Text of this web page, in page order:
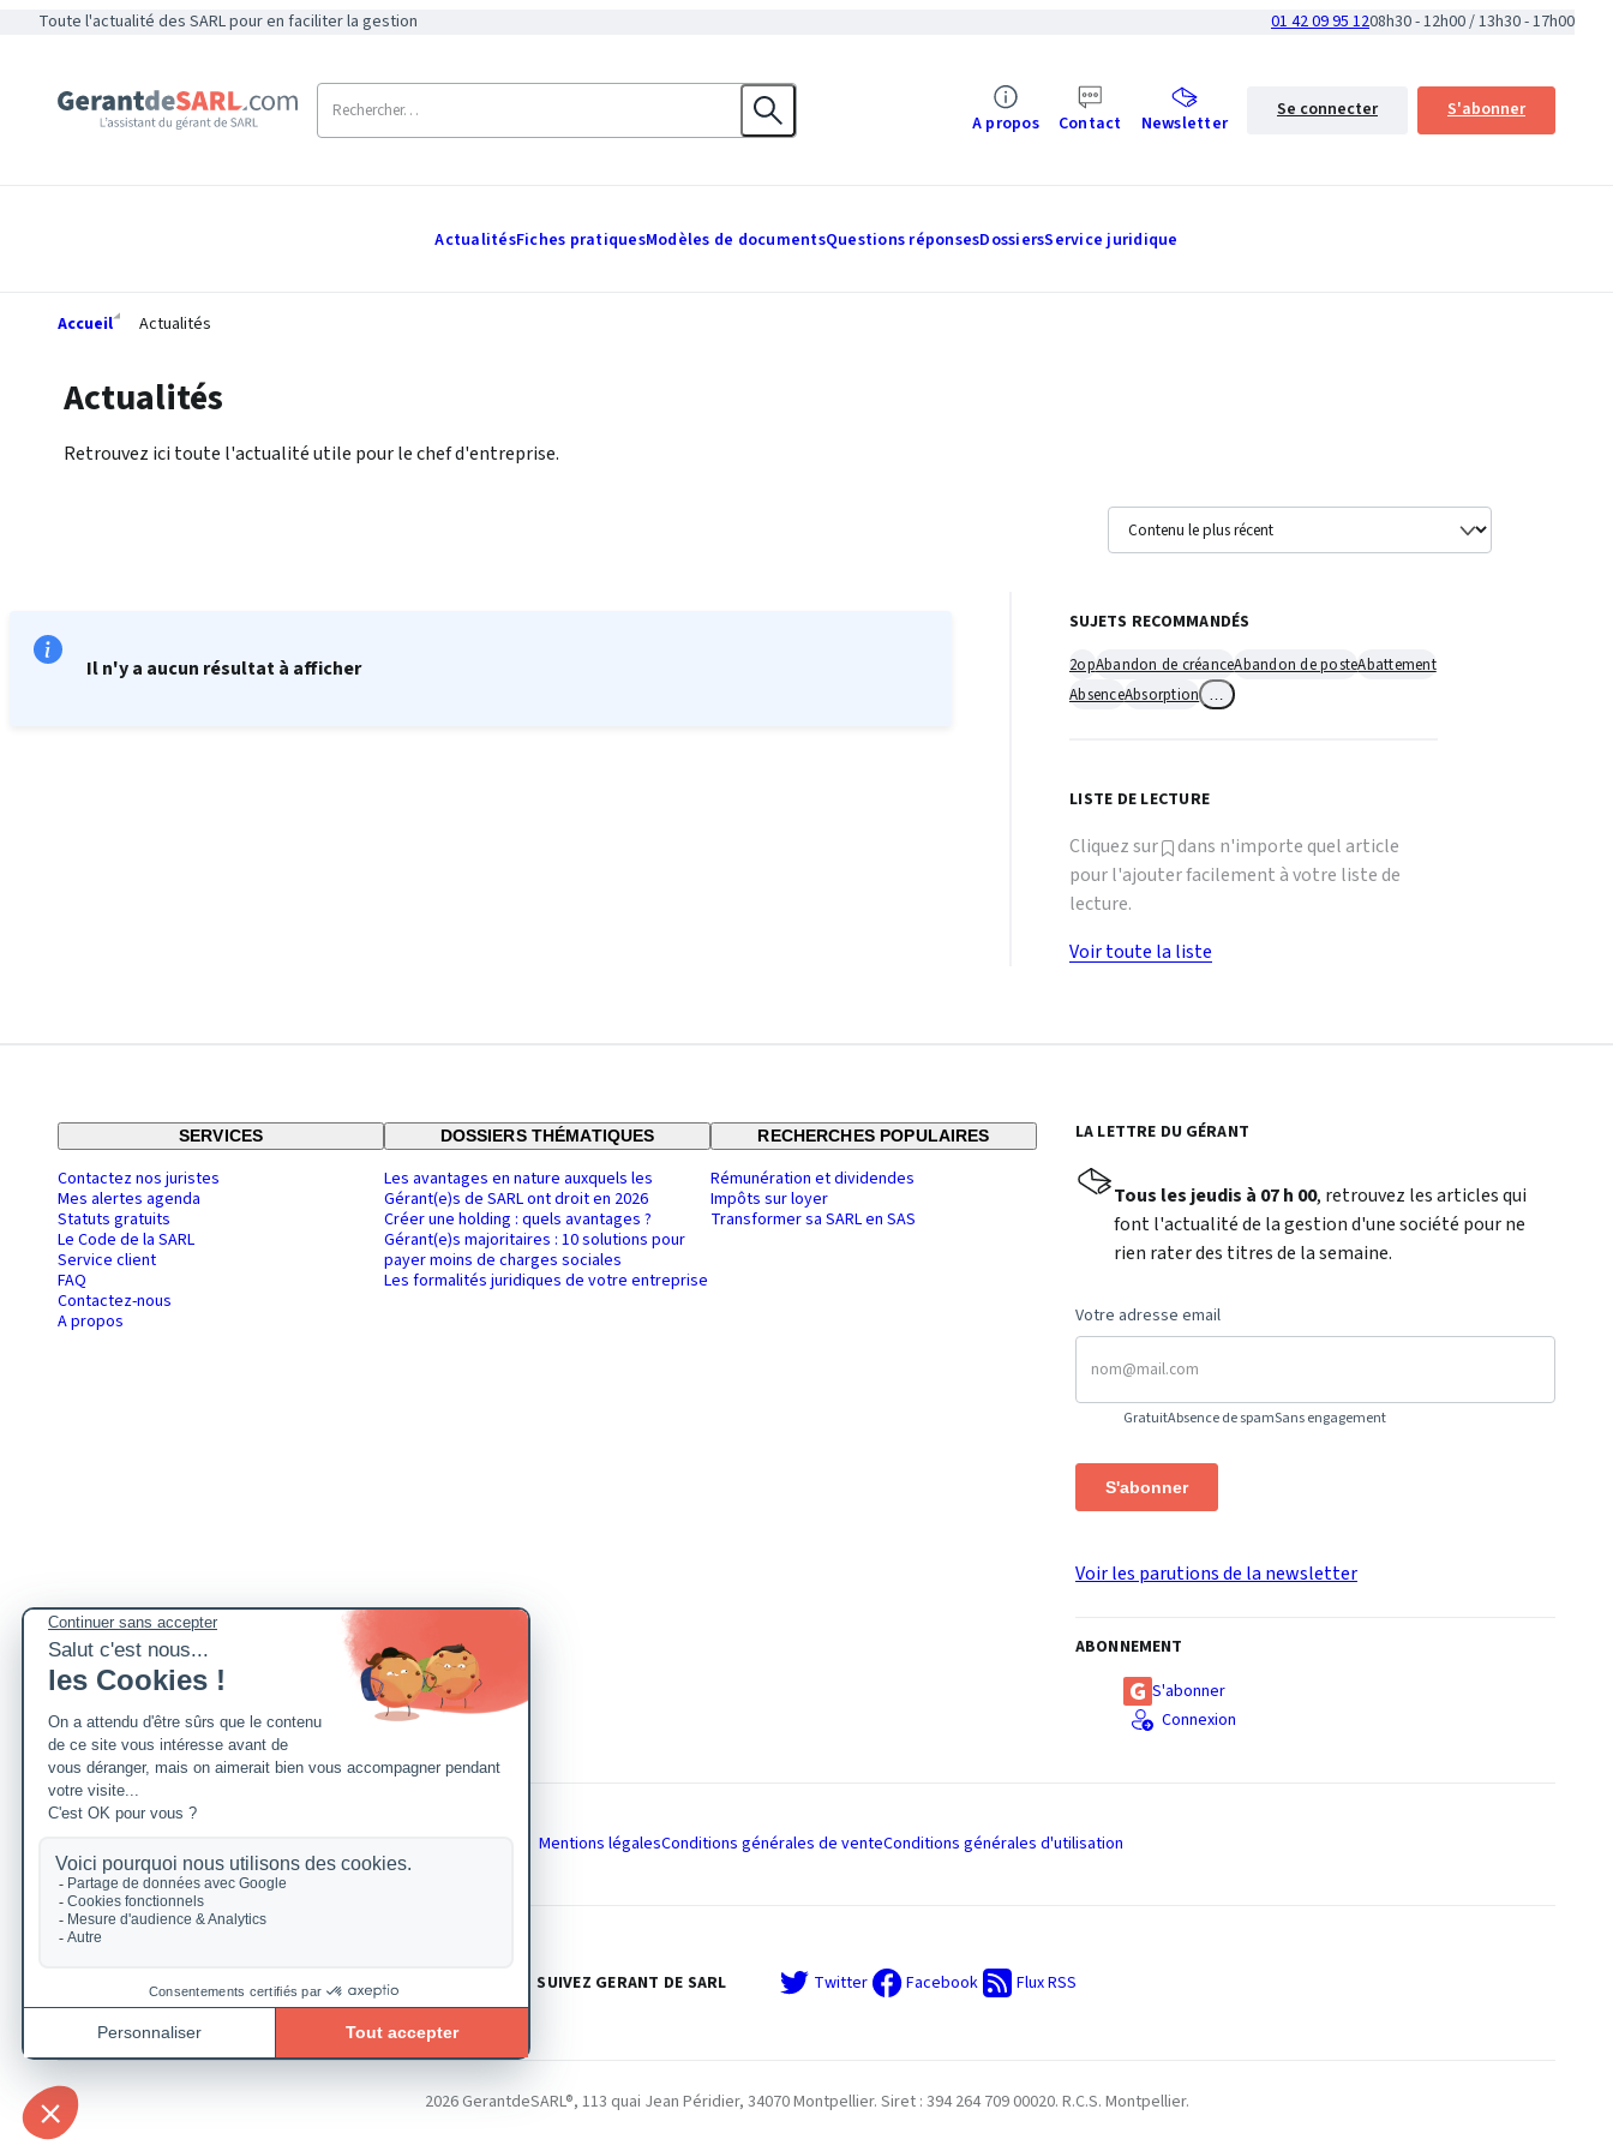
Toute l'actualité des SARL pour en faciliter la gestion 01 42 09 95 1208h30 - 12h00 / 13h30 - 17h00
A propos Contact Newsletter
Se connecter S'abonner
ActualitésFiches pratiquesModèles de documentsQuestions réponsesDossiersService juridique
Accueil Actualités
Actualités
Retrouvez ici toute l'actualité utile pour le chef d'entreprise.
Il n'y a aucun résultat à afficher
SUJETS RECOMMANDÉS
2opAbandon de créanceAbandon de posteAbattement
AbsenceAbsorption
LISTE DE LECTURE
Cliquez sur
dans n'importe quel article
pour l'ajouter facilement à votre liste de
lecture.
Voir toute la liste
SERVICES
Contactez nos juristes
Mes alertes agenda
Statuts gratuits
Le Code de la SARL
Service client
FAQ
Contactez-nous
A propos
DOSSIERS THÉMATIQUES
Les avantages en nature auxquels les
Gérant(e)s de SARL ont droit en 2026
Créer une holding : quels avantages ?
Gérant(e)s majoritaires : 10 solutions pour
payer moins de charges sociales
Les formalités juridiques de votre entreprise
RECHERCHES POPULAIRES
Rémunération et dividendes
Impôts sur loyer
Transformer sa SARL en SAS
LA LETTRE DU GÉRANT
Tous les jeudis à 07 h 00, retrouvez les articles qui
font l'actualité de la gestion d'une société pour ne
rien rater des titres de la semaine.
Votre adresse email
GratuitAbsence de spamSans engagement
S'abonner
Voir les parutions de la newsletter
ABONNEMENT
S'abonner
Connexion
Mentions légalesConditions générales de venteConditions générales d'utilisation
SUIVEZ GERANT DE SARL Twitter Facebook Flux RSS
2026 GerantdeSARL®, 113 quai Jean Péridier, 34070 Montpellier. Siret : 394 264 709 00020. R.C.S. Montpellier.